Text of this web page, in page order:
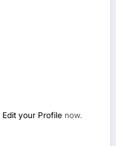
Edit your Profile now.